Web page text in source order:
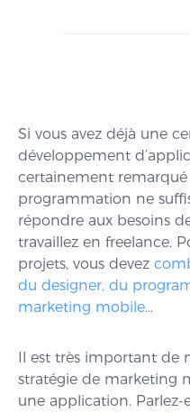
Si vous avez déjà une
développement
certainement remarqué
programmation ne
répondre aux besoins
travaillez en freelance.
projets, vous devez
du designer, du
marketing mobile…
Il est très important de
stratégie de marketing
une application. Parlez-